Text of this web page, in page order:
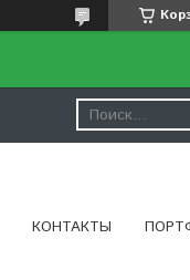
КОНТАКТЫ